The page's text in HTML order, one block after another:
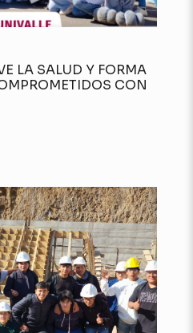
LA SALUD Y FORMA
CON